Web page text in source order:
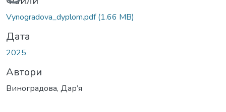
Vynogradova_dyplom.pdf(1.66 MB)
Дата
2025
Автори
Виноградова, Дар’я